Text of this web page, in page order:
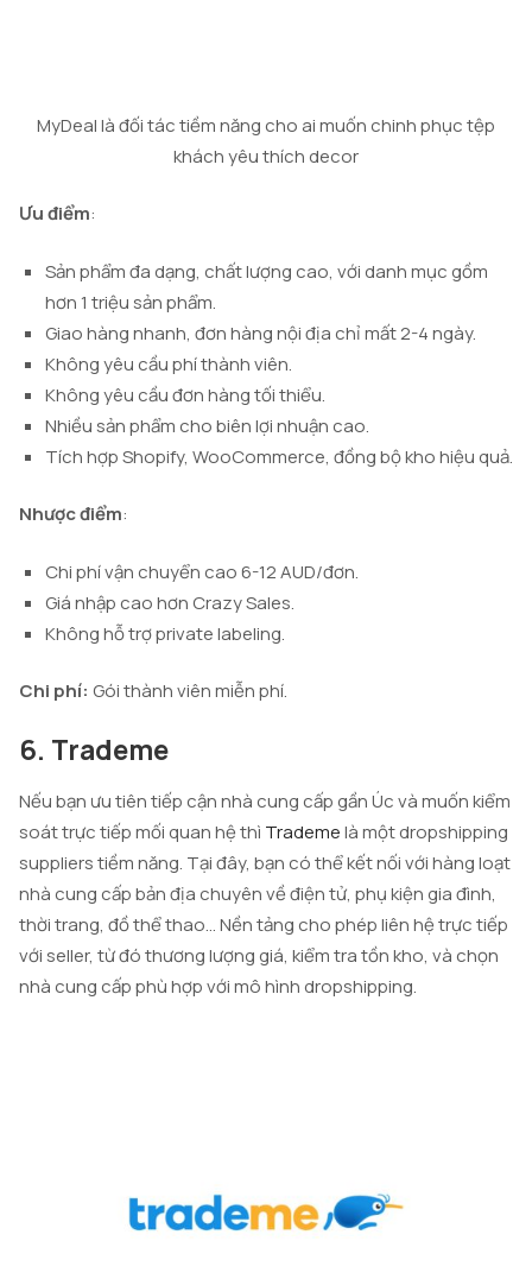
MyDeal là đối tác tiềm năng cho ai muốn chinh phục tệp
khách yêu thích decor
Ưu điểm:
Sản phẩm đa dạng, chất lượng cao, với danh mục gồm
hơn 1 triệu sản phẩm.
Giao hàng nhanh, đơn hàng nội địa chỉ mất 2-4 ngày.
Không yêu cầu phí thành viên.
Không yêu cầu đơn hàng tối thiểu.
Nhiều sản phẩm cho biên lợi nhuận cao.
Tích hợp Shopify, WooCommerce, đồng bộ kho hiệu quả.
Nhược điểm:
Chi phí vận chuyển cao 6-12 AUD/đơn.
Giá nhập cao hơn Crazy Sales.
Không hỗ trợ private labeling.
Chi phí: Gói thành viên miễn phí.
6. Trademe
Nếu bạn ưu tiên tiếp cận nhà cung cấp gần Úc và muốn kiểm
soát trực tiếp mối quan hệ thì Trademelà một dropshipping
suppliers tiềm năng. Tại đây, bạn có thể kết nối với hàng loạt
nhà cung cấp bản địa chuyên về điện tử, phụ kiện gia đình,
thời trang, đồ thể thao… Nền tảng cho phép liên hệ trực tiếp
với seller, từ đó thương lượng giá, kiểm tra tồn kho, và chọn
nhà cung cấp phù hợp với mô hình dropshipping.